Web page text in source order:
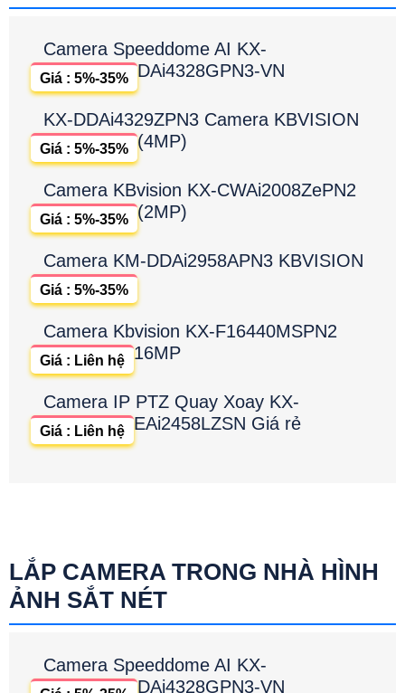
Camera Speeddome AI KX-
DAi4328GPN3-VN
Giá : 5%-35%
KX-DDAi4329ZPN3 Camera KBVISION
(4MP)
Giá : 5%-35%
Camera KBvision KX-CWAi2008ZePN2
(2MP)
Giá : 5%-35%
Camera KM-DDAi2958APN3 KBVISION
Giá : 5%-35%
Camera Kbvision KX-F16440MSPN2
16MP
Giá : Liên hệ
Camera IP PTZ Quay Xoay KX-
EAi2458LZSN Giá rẻ
Giá : Liên hệ
LẮP CAMERA TRONG NHÀ HÌNH
ẢNH SẮT NÉT
Camera Speeddome AI KX-
DAi4328GPN3-VN